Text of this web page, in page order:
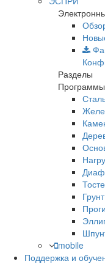
Разделы
Программы
Грунт
mobile
Поддержка и